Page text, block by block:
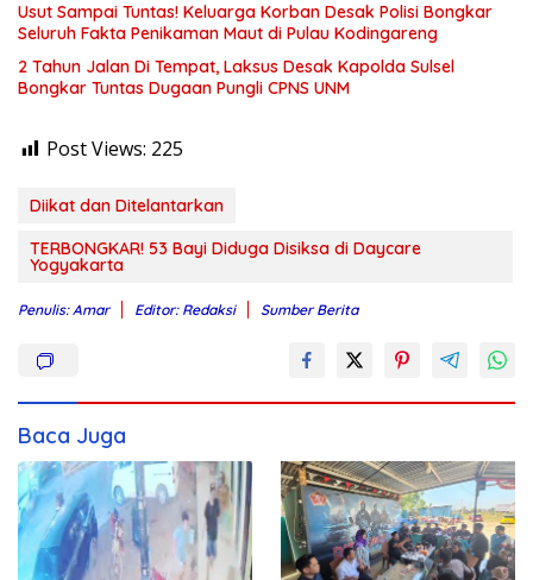
Usut Sampai Tuntas! Keluarga Korban Desak Polisi Bongkar
Seluruh Fakta Penikaman Maut di Pulau Kodingareng
2 Tahun Jalan Di Tempat, Laksus Desak Kapolda Sulsel
Bongkar Tuntas Dugaan Pungli CPNS UNM
Post Views: 225
Diikat dan Ditelantarkan
TERBONGKAR! 53 Bayi Diduga Disiksa di Daycare
Yogyakarta
Penulis: Amar Editor: Redaksi Sumber Berita
Baca Juga